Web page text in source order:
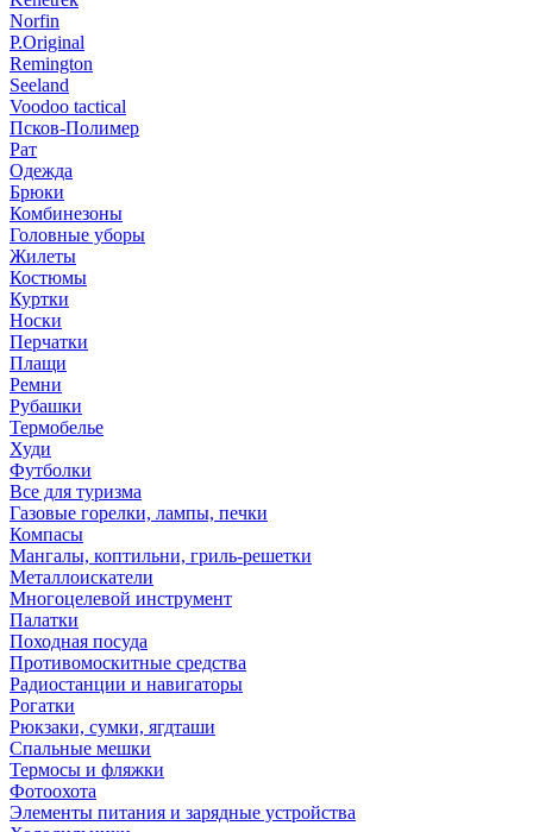
Norfin
P.Original
Remington
Seeland
Voodoo tactical
Псков-Полимер
Рат
Одежда
Брюки
Комбинезоны
Головные уборы
Жилеты
Костюмы
Куртки
Носки
Перчатки
Плащи
Ремни
Рубашки
Термобелье
Худи
Футболки
Все для туризма
Газовые горелки, лампы, печки
Компасы
Мангалы, коптильни, гриль-решетки
Металлоискатели
Многоцелевой инструмент
Палатки
Походная посуда
Противомоскитные средства
Радиостанции и навигаторы
Рогатки
Рюкзаки, сумки, ягдташи
Спальные мешки
Термосы и фляжки
Фотоохота
Элементы питания и зарядные устройства